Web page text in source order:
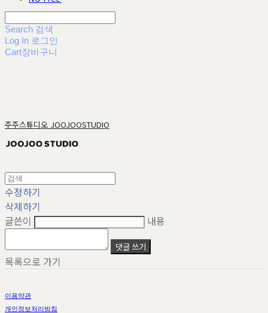
Search 검색
Log In 로그인
Cart장바구니
주주스튜디오 JOOJOOSTUDIO
수정하기
삭제하기
글쓴이
내용
댓글 쓰기
목록으로 가기
이용약관
개인정보처리방침